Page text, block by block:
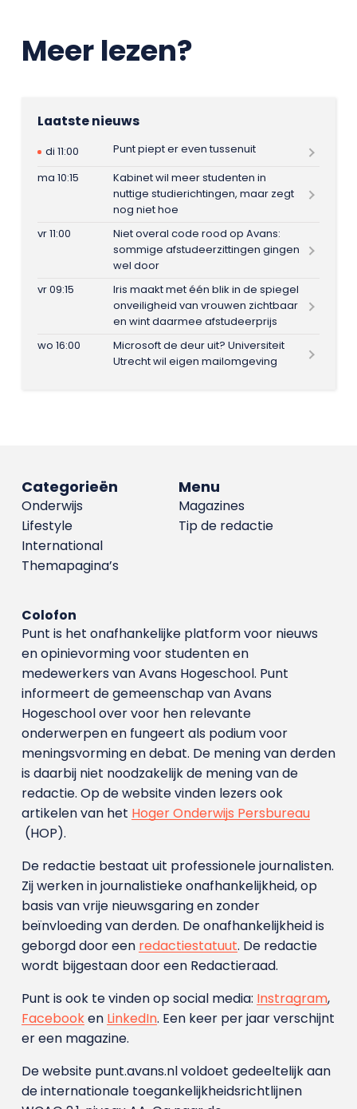
Meer lezen?
Laatste nieuws
di 11:00
Punt piept er even tussenuit
ma 10:15
Kabinet wil meer studenten in
nuttige studierichtingen, maar zegt
nog niet hoe
vr 11:00
Niet overal code rood op Avans:
sommige afstudeerzittingen gingen
wel door
vr 09:15
Iris maakt met één blik in de spiegel
onveiligheid van vrouwen zichtbaar
en wint daarmee afstudeerprijs
wo 16:00
Microsoft de deur uit? Universiteit
Utrecht wil eigen mailomgeving
Menu
Magazines
Tip de redactie
Categorieën
Onderwijs
Lifestyle
International
Themapagina’s
Colofon
Punt is het onafhankelijke platform voor nieuws
en opinievorming voor studenten en
medewerkers van Avans Hoge­school. Punt
informeert de gemeenschap van Avans
Hogeschool over voor hen relevante
onderwerpen en fungeert als podium voor
meningsvorming en debat. De mening van derden
is daarbij niet noodzakelijk de mening van de
redactie. Op de website vinden lezers ook
artikelen van het Hoger Onderwijs Persbureau
(HOP).
De redactie bestaat uit professionele journalisten.
Zij werken in journalistieke onafhankelijkheid, op
basis van vrije nieuwsgaring en zonder
beïnvloeding van derden. De onafhankelijkheid is
geborgd door een redactiestatuut. De redactie
wordt bijgestaan door een Redactieraad.
Punt is ook te vinden op social media: Instragram,
Facebooken LinkedIn. Een keer per jaar verschijnt
er een magazine.
De website punt.avans.nl voldoet gedeeltelijk aan
de internationale toegankelijkheidsrichtlijnen